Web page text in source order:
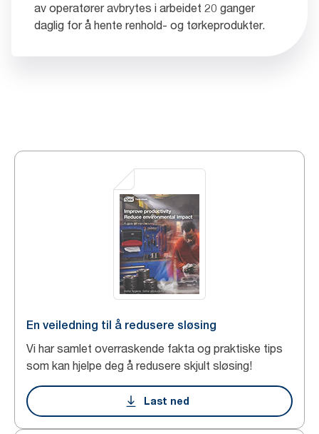
av operatører avbrytes i arbeidet 20 ganger
daglig for å hente renhold- og tørkeprodukter.
En veiledning til å redusere sløsing
Vi har samlet overraskende fakta og praktiske tips
som kan hjelpe deg å redusere skjult sløsing!
Last ned